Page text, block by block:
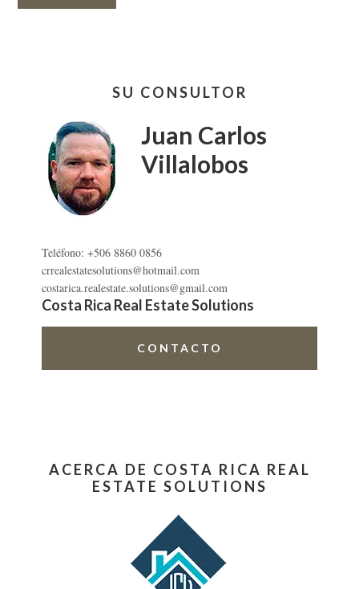
primaria
SU CONSULTOR
Juan Carlos
Villalobos
Teléfono: +506 8860 0856
crrealestatesolutions@hotmail.com
costarica.realestate.solutions@gmail.com
Costa Rica Real Estate Solutions
CONTACTO
ACERCA DE COSTA RICA REAL
ESTATE SOLUTIONS